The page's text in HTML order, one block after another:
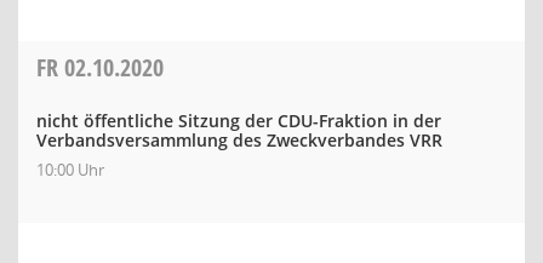
FR02.10.2020
nicht öffentliche Sitzung der CDU-Fraktion in der
Verbandsversammlung des Zweckverbandes VRR
10:00 Uhr